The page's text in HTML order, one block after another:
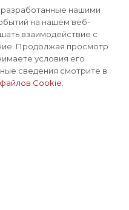
В КОРЗИНУ
Варшавское
4, пом. 19
ЭМОЦИИ ОТ
И ОТДЫХА
нашими
на нашем веб-
взаимодействие с
Продолжая просмотр
условия его
сведения смотрите в
Cookie